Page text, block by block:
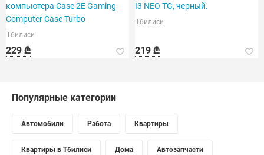
компьютера Case 2E Gaming
Computer Case Turbo
Тбилиси
229 ₾
I3 NEO TG, черный.
Тбилиси
219 ₾
Популярные категории
Автомобили Работа Квартиры
Квартиры в Тбилиси Дома Автозапчасти